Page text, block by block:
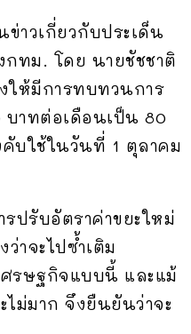
าวเกี่ยวกับประเด็น
กทม. โดย นายชัชชาติ
ให้มีการทบทวนการ
บาทต่อเดือนเป็น 80
บใช้ในวันที่ 1 ตุลาคม
ปรับอัตราค่าขยะใหม่
าจะไปซ้ำเติม
ศรษฐกิจแบบนี้ และแม้
ไม่มาก จึงยืนยันว่าจะ